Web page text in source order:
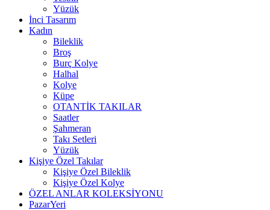
Yüzük
İnci Tasarım
Kadın
Bileklik
Broş
Burç Kolye
Halhal
Kolye
Küpe
OTANTİK TAKILAR
Saatler
Şahmeran
Takı Setleri
Yüzük
Kişiye Özel Takılar
Kişiye Özel Bileklik
Kişiye Özel Kolye
ÖZEL ANLAR KOLEKSİYONU
PazarYeri